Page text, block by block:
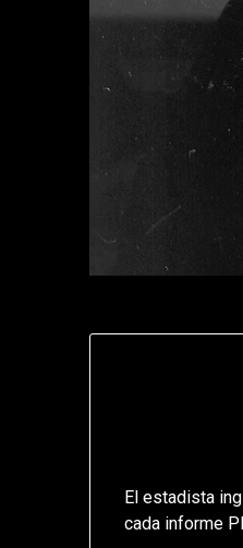
El estadista
cada informe